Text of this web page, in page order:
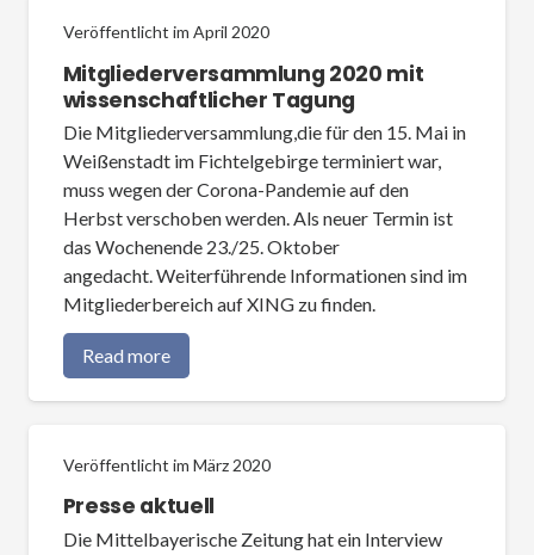
Veröffentlicht im April 2020
Mitgliederversammlung 2020 mit
wissenschaftlicher Tagung
Die Mitgliederversammlung,die für den 15. Mai in
Weißenstadt im Fichtelgebirge terminiert war,
muss wegen der Corona-Pandemie auf den
Herbst verschoben werden. Als neuer Termin ist
das Wochenende 23./25. Oktober
angedacht. Weiterführende Informationen sind im
Mitgliederbereich auf XING zu finden.
Read more
Veröffentlicht im März 2020
Presse aktuell
Die Mittelbayerische Zeitung hat ein Interview